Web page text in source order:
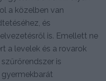
a közelben van
és
is. Emellett ne
a levelek és a rovarok
is